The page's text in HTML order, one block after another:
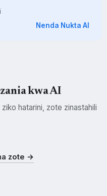
Nenda Nukta AI
kwa AI
hatarini, zote zinastahili
zote →